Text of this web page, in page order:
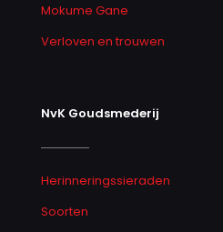
Mokume Gane
Verloven en trouwen
NvK Goudsmederij
Herinneringssieraden
Soorten